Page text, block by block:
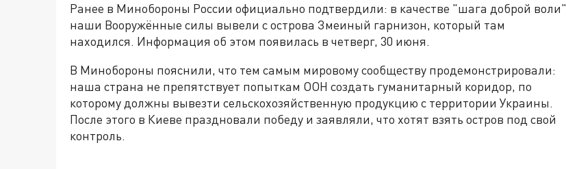
Ранее в Минобороны России официально подтвердили: в качестве "шага доброй воли"
наши Вооружённые силы вывели с острова Змеиный гарнизон, который там
находился. Информация об этом появилась в четверг, 30 июня.
В Минобороны пояснили, что тем самым мировому сообществу продемонстрировали:
наша страна не препятствует попыткам ООН создать гуманитарный коридор, по
которому должны вывезти сельскохозяйственную продукцию с территории Украины.
После этого в Киеве праздновали победу и заявляли, что хотят взять остров под свой
контроль.